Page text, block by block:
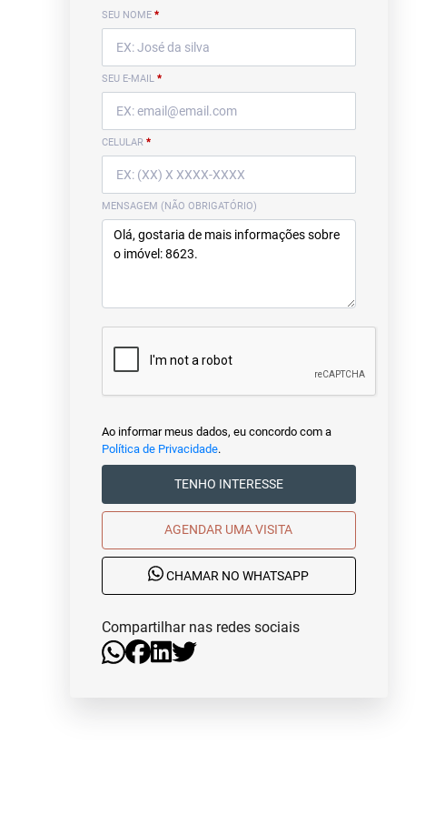
SEU NOME *
SEU E-MAIL *
CELULAR *
MENSAGEM (NÃO OBRIGATÓRIO)
Ao informar meus dados, eu concordo com a
Política de Privacidade.
TENHO INTERESSE
AGENDAR UMA VISITA
CHAMAR NO WHATSAPP
Compartilhar nas redes sociais